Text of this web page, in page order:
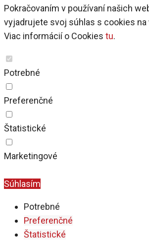
Pokračovaním v používaní našich
vyjadrujete svoj súhlas s cookies
Viac informácií o Cookies tu.
Potrebné
Preferenčné
Štatistické
Marketingové
Súhlasím
Potrebné
Preferenčné
Štatistické